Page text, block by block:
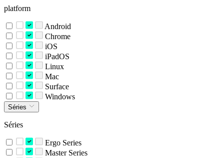
platform
Android
Chrome
iOS
iPadOS
Linux
Mac
Surface
Windows
Séries
Séries
Ergo Series
Master Series